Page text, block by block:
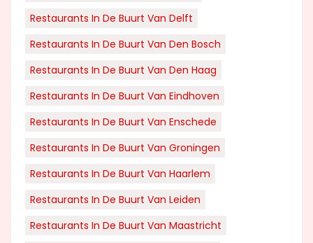
Restaurants In De Buurt Van Delft
Restaurants In De Buurt Van Den Bosch
Restaurants In De Buurt Van Den Haag
Restaurants In De Buurt Van Eindhoven
Restaurants In De Buurt Van Enschede
Restaurants In De Buurt Van Groningen
Restaurants In De Buurt Van Haarlem
Restaurants In De Buurt Van Leiden
Restaurants In De Buurt Van Maastricht